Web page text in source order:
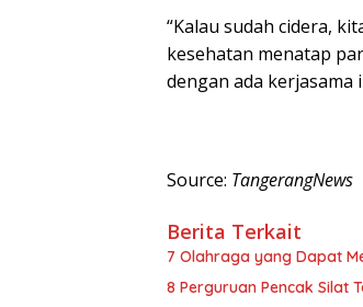
“Kalau sudah cidera,
kesehatan menatap
dengan ada kerjasama
Source: TangerangNews
Berita Terkait
7 Olahraga yang Dapat
8 Perguruan Pencak Silat